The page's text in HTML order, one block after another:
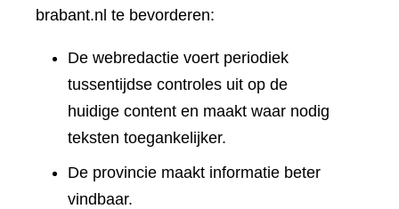
brabant.nl te bevorderen:
De webredactie voert periodiek
tussentijdse controles uit op de
huidige content en maakt waar nodig
teksten toegankelijker.
De provincie maakt informatie beter
vindbaar.